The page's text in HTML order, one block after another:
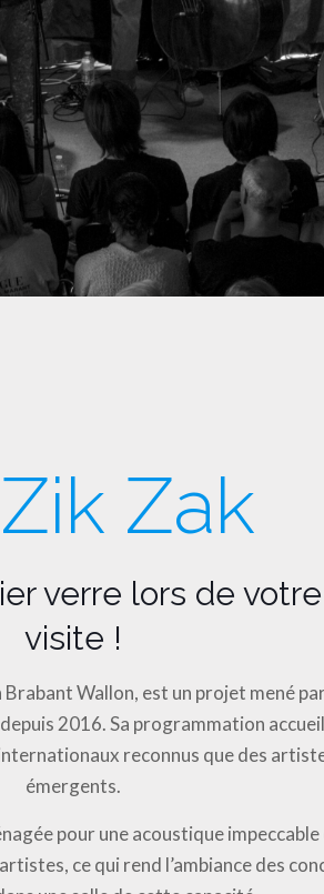
Zak
verre lors de votre
visite !
Wallon, est un projet mené
2016. Sa programmation
reconnus que des
émergents.
pour une acoustique impeccable
ce qui rend l’ambiance des